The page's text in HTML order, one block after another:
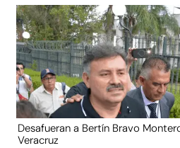
Desafueran a Bertín Bravo
Veracruz